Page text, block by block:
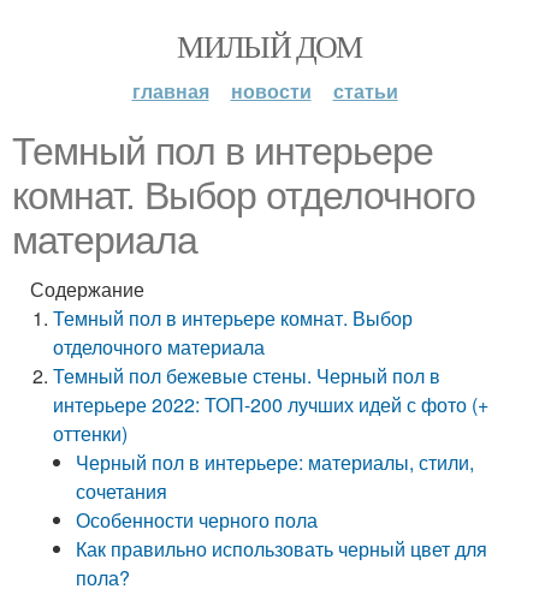
МИЛЫЙ ДОМ
главная новости статьи
Темный пол в интерьере
комнат. Выбор отделочного
материала
Содержание
Темный пол в интерьере комнат. Выбор
отделочного материала
Темный пол бежевые стены. Черный пол в
интерьере 2022: ТОП-200 лучших идей с фото (+
оттенки)
Черный пол в интерьере: материалы, стили,
сочетания
Особенности черного пола
Как правильно использовать черный цвет для
пола?